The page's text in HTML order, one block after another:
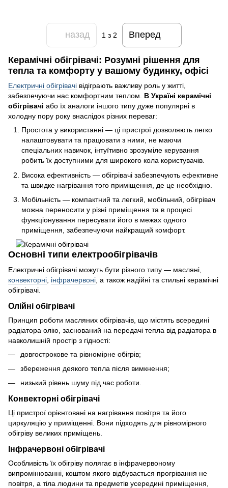
назад 1 з 2 Вперед
Керамічні обігрівачі: Розумні рішення для
тепла та комфорту у вашому будинку, офісі
Електричні обігрівачі відіграють важливу роль у житті,
забезпечуючи нас комфортним теплом. В Україні керамічні
обігрівачі або їх аналоги іншого типу дуже популярні в
холодну пору року внаслідок різних переваг:
Простота у використанні — ці пристрої дозволяють легко
налаштовувати та працювати з ними, не маючи
спеціальних навичок, інтуїтивно зрозуміле керування
робить їх доступними для широкого кола користувачів.
Висока ефективність — обігрівачі забезпечують ефективне
та швидке нагрівання того приміщення, де це необхідно.
Мобільність — компактний та легкий, мобільний, обігрівач
можна переносити у різні приміщення та в процесі
функціонування пересувати його в межах одного
приміщення, забезпечуючи найкращий комфорт.
Основні типи електрообігрівачів
Електричні обігрівачі можуть бути різного типу — масляні,
конвекторні інфрачервоні , а також надійні та стильні керамічні
обігрівачі.
Олійні обігрівачі
Принцип роботи масляних обігрівачів, що містять всередині
радіатора олію, заснований на передачі тепла від радіатора в
навколишній простір з гідності:
довгострокове та рівномірне обігрів;
збереження деякого тепла після вимкнення;
низький рівень шуму під час роботи.
Конвекторні обігрівачі
Ці пристрої орієнтовані на нагрівання повітря та його
циркуляцію у приміщенні. Вони підходять для рівномірного
обігріву великих приміщень.
Інфрачервоні обігрівачі
Особливість їх обігріву полягає в інфрачервоному
випромінюванні, коштом якого відбувається прогрівання не
повітря, а тіла людини та предметів усередині приміщення,